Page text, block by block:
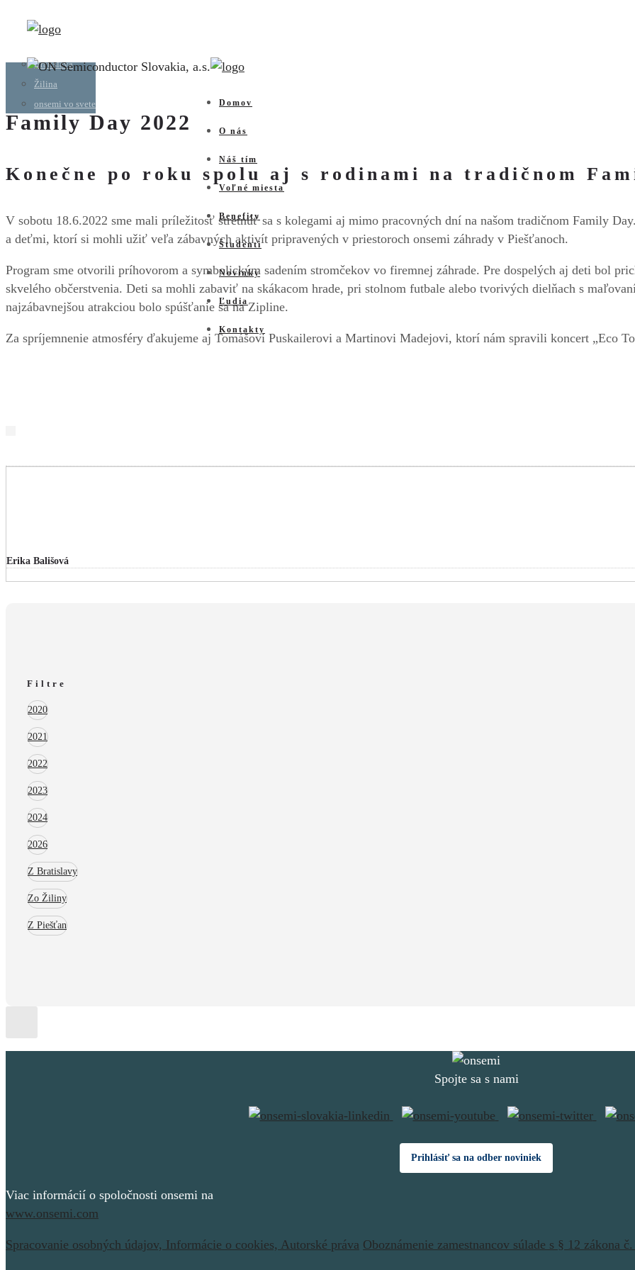
Domov
O nás
Náš tím
Bratislava
Žilina
Voľné miesta
Bratislava
Žilina
onsemi vo svete
Benefity
Študenti
Novinky
Ľudia
Kontakty
Family Day 2022
Konečne po roku spolu aj s rodinami na tradičnom
V sobotu 18.6.2022 sme mali príležitosť stretnúť sa s kolegami aj mimo pracovných dní na našom tradičnom Family
a deťmi, ktorí si mohli užiť veľa zábavných aktivít pripravených v priestoroch onsemi záhrady v Piešťanoch.
Program sme otvorili príhovorom a symbolickým sadením stromčekov vo firemnej záhrade. Pre dospelých aj deti bol
skvelého občerstvenia. Deti sa mohli zabaviť na skákacom hrade, pri stolnom futbale alebo tvorivých dielňach s
najzábavnejšou atrakciou bolo spúšťanie sa na Zipline.
Za spríjemnenie atmosféry ďakujeme aj Tomášovi Puskailerovi a Martinovi Madejovi, ktorí nám spravili koncert „Eco
Erika Bališová
Filtre
2020
2021
2022
2023
2024
2026
Z Bratislavy
Zo Žiliny
Z Piešťan
Spojte sa s nami
Prihlásiť sa na odber noviniek
Viac informácií o spoločnosti onsemi na
www.onsemi.com
Spracovanie osobných údajov, Informácie o cookies, Autorské práva Oboznámenie zamestnancov súlade s § 12 zákona